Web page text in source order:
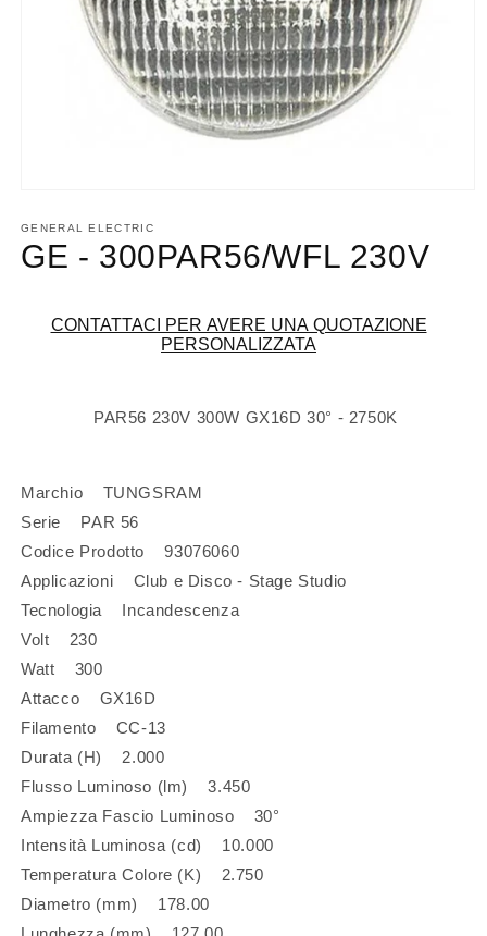
multimediali
1
in
GENERAL ELECTRIC
GE - 300PAR56/WFL 230V
CONTATTACI PER AVERE UNA QUOTAZIONE
PERSONALIZZATA
PAR56 230V 300W GX16D 30° - 2750K
Marchio TUNGSRAM
Serie PAR 56
Codice Prodotto 93076060
Applicazioni Club e Disco - Stage Studio
Tecnologia Incandescenza
Volt 230
Watt 300
Attacco GX16D
Filamento CC-13
Durata (H) 2.000
Flusso Luminoso (lm) 3.450
Ampiezza Fascio Luminoso 30°
Intensità Luminosa (cd) 10.000
Temperatura Colore (K) 2.750
Diametro (mm) 178.00